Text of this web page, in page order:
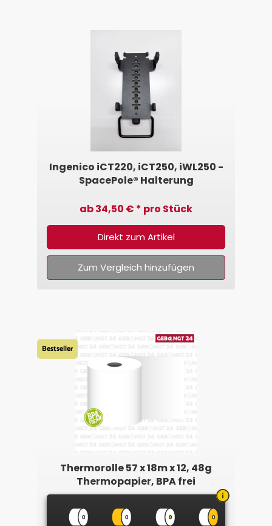
Ingenico iCT220, iCT250, iWL250 -
SpacePole® Halterung
ab 34,50 € * pro Stück
Direkt zum Artikel
Zum Vergleich hinzufügen
Bestseller
Thermorolle 57 x 18m x 12, 48g
Thermopapier, BPA frei